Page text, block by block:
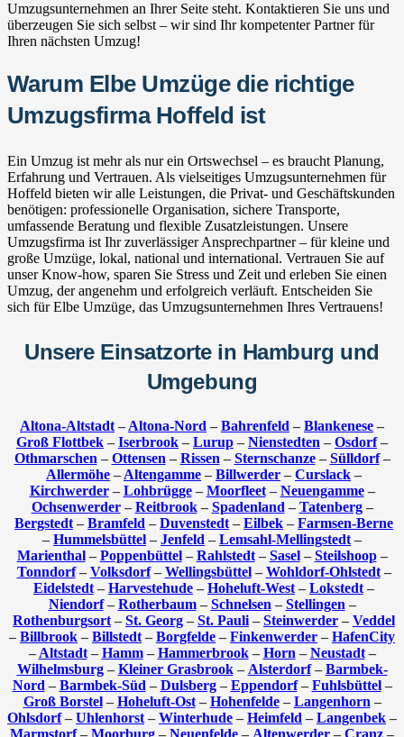
Umzugsunternehmen an Ihrer Seite steht. Kontaktieren Sie uns und
überzeugen Sie sich selbst – wir sind Ihr kompetenter Partner für
Ihren nächsten Umzug!
Warum Elbe Umzüge die richtige
Umzugsfirma Hoffeld ist
Ein Umzug ist mehr als nur ein Ortswechsel – es braucht Planung,
Erfahrung und Vertrauen. Als vielseitiges Umzugsunternehmen für
Hoffeld bieten wir alle Leistungen, die Privat- und Geschäftskunden
benötigen: professionelle Organisation, sichere Transporte,
umfassende Beratung und flexible Zusatzleistungen. Unsere
Umzugsfirma ist Ihr zuverlässiger Ansprechpartner – für kleine und
große Umzüge, lokal, national und international. Vertrauen Sie auf
unser Know-how, sparen Sie Stress und Zeit und erleben Sie einen
Umzug, der angenehm und erfolgreich verläuft. Entscheiden Sie
sich für Elbe Umzüge, das Umzugsunternehmen Ihres Vertrauens!
Unsere Einsatzorte in Hamburg und
Umgebung
Altona-Altstadt – Altona-Nord – Bahrenfeld – Blankenese –
Groß Flottbek – Iserbrook – Lurup – Nienstedten – Osdorf–
Othmarschen – Ottensen – Rissen – Sternschanze– Sülldorf–
Allermöhe – Altengamme – Billwerder – Curslack –
Kirchwerder– Lohbrügge– Moorfleet– Neuengamme–
Ochsenwerder– Reitbrook– Spadenland – Tatenberg–
Bergstedt – Bramfeld – Duvenstedt – Eilbek – Farmsen-Berne
– Hummelsbüttel – Jenfeld – Lemsahl-Mellingstedt –
Marienthal– Poppenbüttel– Rahlstedt– Sasel– Steilshoop–
Tonndorf– Volksdorf– Wellingsbüttel– Wohldorf-Ohlstedt–
Eidelstedt – Harvestehude – Hoheluft-West – Lokstedt –
Niendorf– Rotherbaum– Schnelsen – Stellingen –
Rothenburgsort – St. Georg – St. Pauli – Steinwerder – Veddel
– Billbrook – Billstedt – Borgfelde – Finkenwerder – HafenCity
– Altstadt– Hamm– Hammerbrook– Horn – Neustadt–
Wilhelmsburg– Kleiner Grasbrook– Alsterdorf– Barmbek-
Nord – Barmbek-Süd – Dulsberg– Eppendorf– Fuhlsbüttel–
Groß Borstel– Hoheluft-Ost– Hohenfelde– Langenhorn –
Ohlsdorf– Uhlenhorst – Winterhude – Heimfeld – Langenbek –
Marmstorf– Moorburg – Neuenfelde – Altenwerder – Cranz –